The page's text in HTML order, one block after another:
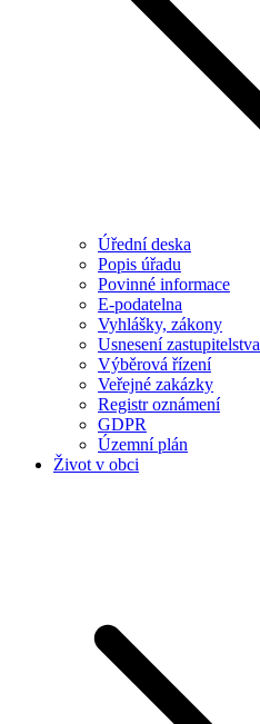
Úřední deska
Popis úřadu
Povinné informace
E-podatelna
Vyhlášky, zákony
Usnesení zastupitelstva
Výběrová řízení
Veřejné zakázky
Registr oznámení
GDPR
Územní plán
Život v obci